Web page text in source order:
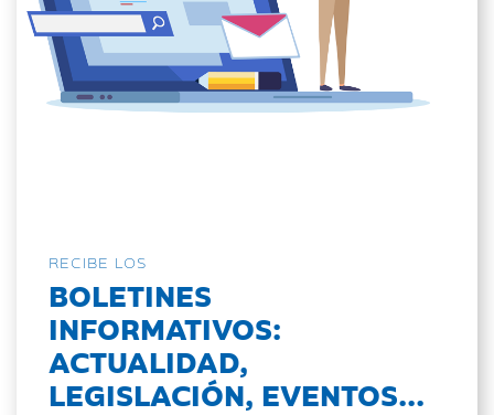
RECIBE LOS
BOLETINES
INFORMATIVOS:
ACTUALIDAD,
LEGISLACIÓN, EVENTOS...